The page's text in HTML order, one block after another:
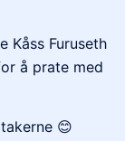
Kåss Furuseth
å prate med
😊